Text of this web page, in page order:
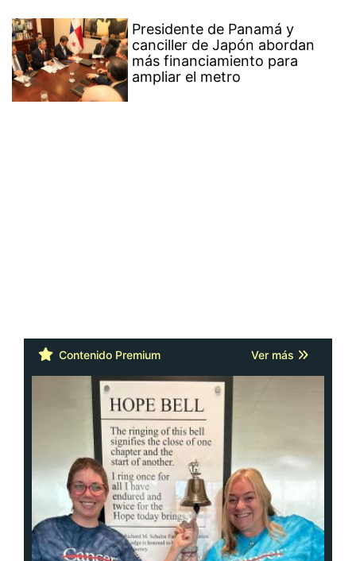
Presidente de Panamá y
canciller de Japón abordan
más financiamiento para
ampliar el metro
Contenido Premium Ver más